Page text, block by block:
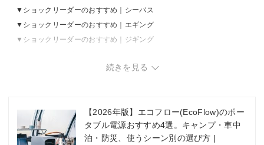
ショックリーダーのおすすめ｜シーバス
ショックリーダーのおすすめ｜エギング
ショックリーダーのおすすめ｜ジギング
ショックリーダーのおすすめ｜トラウト
番外編：ショックリーダーの結び方を解説。簡単な結び方はどれ？
続きを見る
【2026年版】エコフロー(EcoFlow)のポー
タブル電源おすすめ4選。キャンプ・車中
泊・防災、使うシーン別の選び方 |